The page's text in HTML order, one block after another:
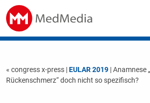
« congress x-press |EULAR 2019| Anamnese
Rückenschmerz“ doch nicht so spezifisch?